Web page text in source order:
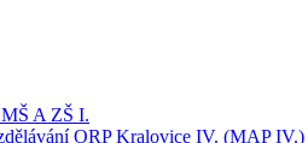
A ZŠ I.
ORP Kralovice IV. (MAP IV.)